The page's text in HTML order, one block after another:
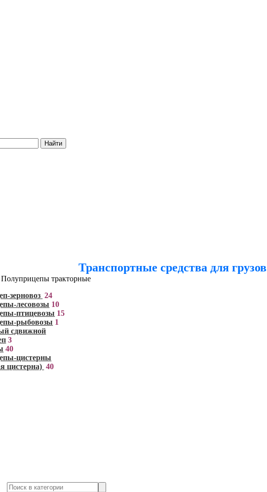
Транспортные средства для грузов
Полуприцепы тракторные
зерновоз 24
лесовозы 10
птицевозы 15
рыбовозы 1
сдвижной
3
40
цистерны
цистерна) 40